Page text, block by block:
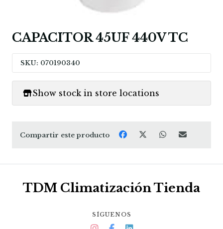
CAPACITOR 45UF 440V TC
SKU: 070190340
Show stock in store locations
Compartir este producto
TDM Climatización Tienda
SÍGUENOS